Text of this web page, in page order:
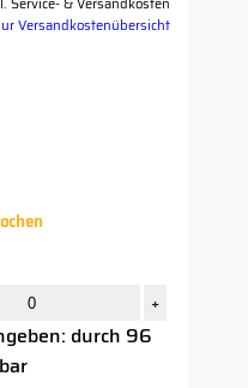
Versandkostenübersicht
+
durch 96